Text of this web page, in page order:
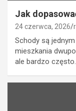
Jak
24 czerwca, 2026
Schody są
mieszkania
ale bardzo